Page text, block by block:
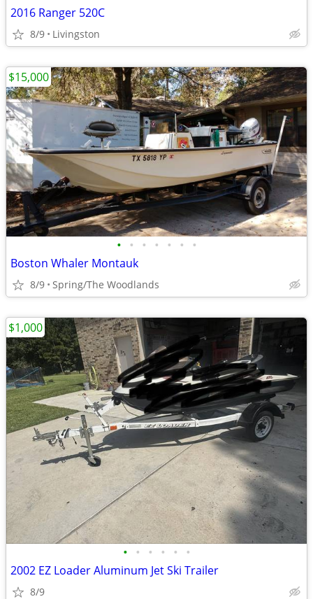
2016 Ranger 520C
8/9 Livingston
• • • • • • •
Boston Whaler Montauk
8/9 Spring/The Woodlands
$15,000
• • • • • •
2002 EZ Loader Aluminum Jet Ski Trailer
8/9
$1,000